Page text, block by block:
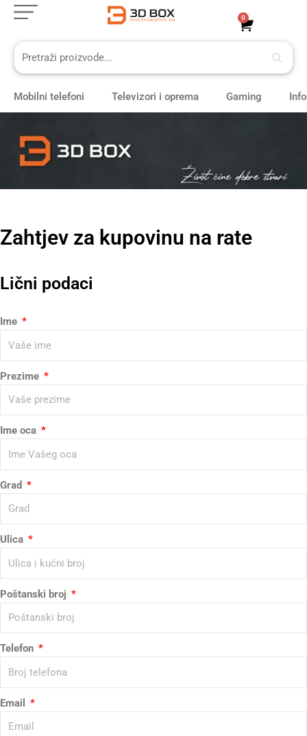
Skip
content
0
Cart
Mobilni telefoni Televizori i oprema Gaming
Zahtjev za kupovinu na rate
Lični podaci
Ime
Prezime
Ime oca
Grad
Ulica
Poštanski broj
Telefon
Email